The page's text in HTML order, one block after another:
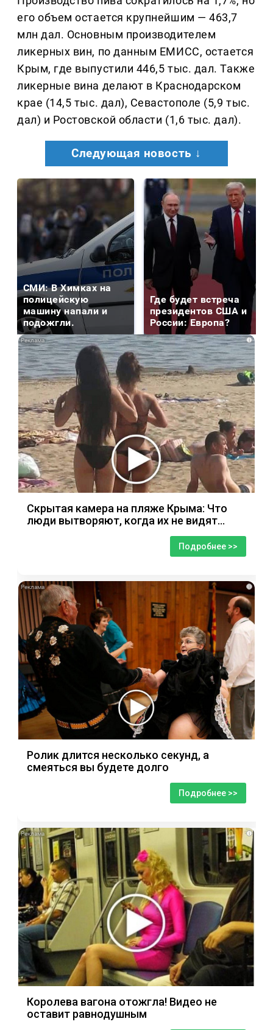
его объем остается крупнейшим — 463,7
млн дал. Основным производителем
ликерных вин, по данным ЕМИСС, остается
Крым, где выпустили 446,5 тыс. дал. Также
ликерные вина делают в Краснодарском
крае (14,5 тыс. дал), Севастополе (5,9 тыс.
дал) и Ростовской области (1,6 тыс. дал).
Следующая новость ↓
СМИ: В Химках на
полицейскую
машину напали и
подожгли.
Где будет встреча
президентов США и
России: Европа?
i
Скрытая камера на пляже Крыма: Что
люди вытворяют, когда их не видят...
Подробнее >>
i
Ролик длится несколько секунд, а
смеяться вы будете долго
Подробнее >>
i
Королева вагона отожгла! Видео не
оставит равнодушным